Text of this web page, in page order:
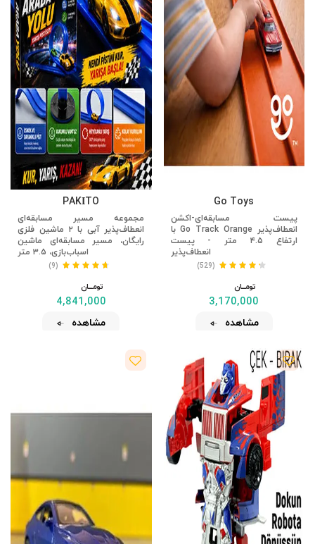
Go Toys
پیست مسابقه‌ای-اکشن
انعطاف‌پذیر Go Track Orange با
ارتفاع ۴.۵ متر - پیست
انعطاف‌پذیر
(529)
تومــــــان
3,170,000
مشاهده
PAKİTO
مجموعه مسیر مسابقه‌ای
انعطاف‌پذیر آبی با ۲ ماشین فلزی
رایگان، مسیر مسابقه‌ای ماشین
اسباب‌بازی، ۳.۵ متر
(9)
تومــــــان
4,841,000
مشاهده